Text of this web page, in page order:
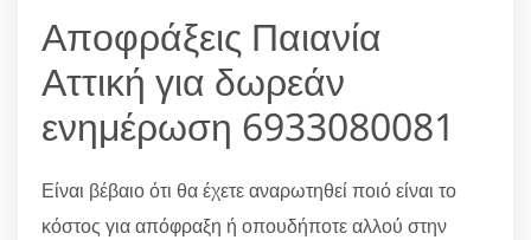
Αποφράξεις Παιανία
Αττική για δωρεάν
ενημέρωση 6933080081
Είναι βέβαιο ότι θα έχετε αναρωτηθεί ποιό είναι το
κόστος για απόφραξη ή οπουδήποτε αλλού στην